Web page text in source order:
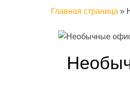
Главная страница »